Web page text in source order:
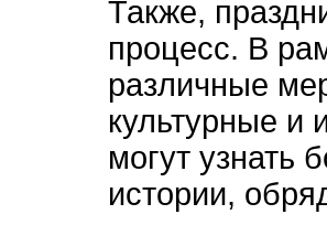
Также,
процесс. В
различные
культурные и
могут узнать
истории,